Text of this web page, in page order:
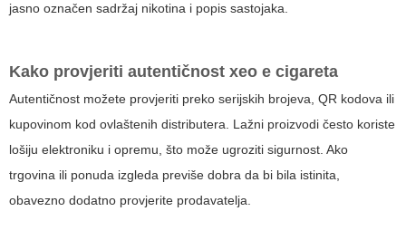
jasno označen sadržaj nikotina i popis sastojaka.
Kako provjeriti autentičnost xeo e cigareta
Autentičnost možete provjeriti preko serijskih brojeva, QR kodova ili
kupovinom kod ovlaštenih distributera. Lažni proizvodi često koriste
lošiju elektroniku i opremu, što može ugroziti sigurnost. Ako
trgovina ili ponuda izgleda previše dobra da bi bila istinita,
obavezno dodatno provjerite prodavatelja.